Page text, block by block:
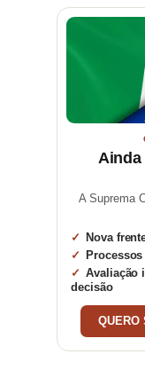
Ainda
A Suprema
Nova
Avaliação
decisão
QUERO